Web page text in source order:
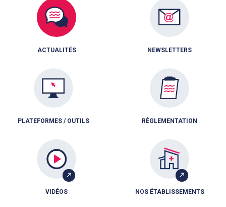
ACTUALITÉS NEWSLETTERS
PLATEFORMES / OUTILS RÈGLEMENTATION
VIDÉOS NOS ÉTABLISSEMENTS